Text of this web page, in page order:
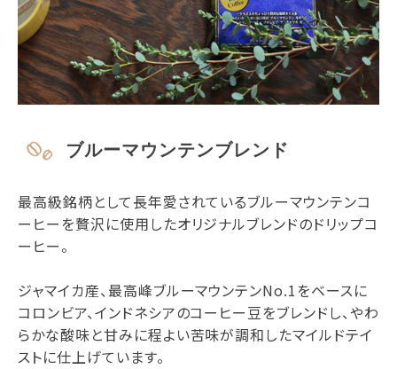
ブルーマウンテンブレンド
最高級銘柄として長年愛されているブルーマウンテンコ
ーヒーを贅沢に使用したオリジナルブレンドのドリップコ
ーヒー。
ジャマイカ産、最高峰ブルーマウンテンNo.1をベースに
コロンビア、インドネシアのコーヒー豆をブレンドし、やわ
らかな酸味と甘みに程よい苦味が調和したマイルドテイ
ストに仕上げています。